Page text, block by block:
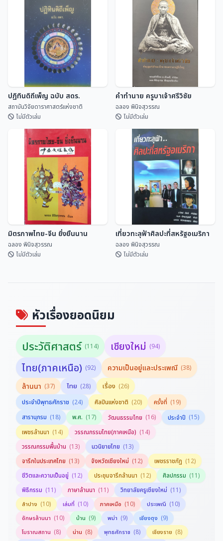
ชื่อบ้านนามเมือง จังหวัดเชียงใหม่
มาจากไหน?
สุจิตต์ วงษ์เทศ
สัพพะตำราดาราศาสตร์กลุ่ม
ชาติพันธุ์ไท (ปริวรรตจากคัมภีร์ใบ
ลานและพับสา)
ดิเรก อินจันทร์
ปฏิทินดิถีเพ็ญ ฉบับ สดร.
สถาบันวิจัยดาราศาสตร...
ปฏิทินดิถีเพ็ญ ฉบับ สดร.
สถาบันวิจัยดาราศาสตร์แห่งชาติ
ไม่มีตัวเล่ม
คำทำนาย ครูบาเจ้าศรีวิชัย
ฉลอง พินิจสุวรรณ
คำทำนาย ครูบาเจ้าศรีวิชัย
ฉลอง พินิจสุวรรณ
ไม่มีตัวเล่ม
ฉลอง พินิจสุวรรณ
มิตรภาพไทย-จีน ยิ่งยืนนาน
ฉลอง พินิจสุวรรณ
ไม่มีตัวเล่ม
เที่ยวทะลุฟ้าศิลปะที่สหรัฐอเมริกา
ฉลอง พินิจสุวรรณ
ไม่มีตัวเล่ม
หัวเรื่องยอดนิยม
ประวัติศาสตร์ (114) เชียงใหม่ (94)
ไทย(ภาคเหนือ) (92) ความเป็นอยู่และประเพณี (38)
ล้านนา (37) ไทย (28) เรื่อง (26)
ประจำปีพุทธศักราช (24) ศิลปินแห่งชาติ (20) ครั้งที่ (19)
สารานุกรม (18) พ.ศ. (17) วัฒนธรรมไทย (16) ประจำปี (15)
เพชรล้านนา (14) วรรณกรรมไทย(ภาคเหนือ) (14)
วรรณกรรมพื้นบ้าน (13) นวนิยายไทย (13)
จารึกในประเทศไทย (13) จังหวัดเชียงใหม่ (12) เพชรราชภัฏ (12)
ชีวิตและความเป็นอยู่ (12) ประชุมจารึกล้านนา (12) ศิลปกรรม (11)
พิธีกรรม (11) ภาษาล้านนา (11) วิทยาลัยครูเชียงใหม่ (11)
ลำปาง (10) เล่มที่ (10) ภาคเหนือ (10) ประเพณี (10)
อักษรล้านนา (10) บ้าน (9) พม่า (9) เชียงตุง (9)
โบราณสถาน (8) น่าน (8) พุทธศักราช (8) เชียงราย (8)